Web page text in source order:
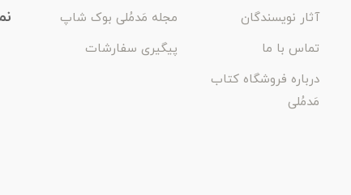
آثار نویسندگان
مجله مَدمُلی بوک شاپ
تماس با ما
پیگیری سفارشات
درباره فروشگاه کتاب
مَدمُلی